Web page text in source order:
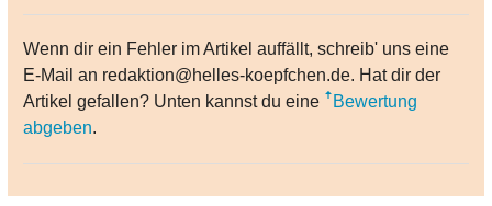
Wenn dir ein Fehler im Artikel auffällt, schreib' uns eine
E-Mail an redaktion@helles-koepfchen.de. Hat dir der
Artikel gefallen? Unten kannst du eine
Bewertung
abgeben.